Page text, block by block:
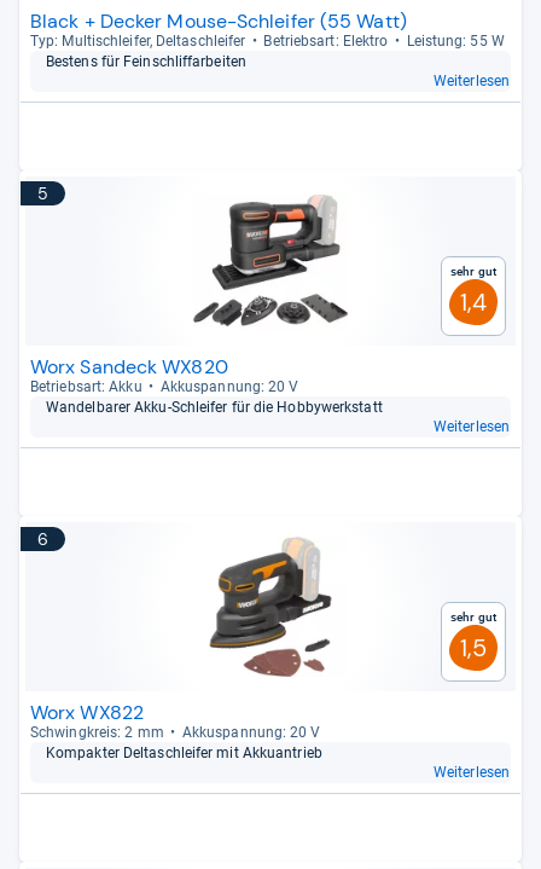
Black + Decker Mouse-Schleifer (55 Watt)
Typ: Mul­tischlei­fer, Del­ta­sch­lei­fer Betriebs­art: Elek­tro
Leis­tung: 55 W
Bes­tens für Fein­schlif­f­ar­bei­ten
Weiterlesen
5
Sehr gut
1,4
Worx Sandeck WX820
Betriebs­art: Akku
Akku­span­nung: 20 V
Wan­del­ba­rer Akku-​Schlei­fer für die Hob­by­werk­statt
Weiterlesen
6
Sehr gut
1,5
Worx WX822
Schwing­kreis: 2 mm
Akku­span­nung: 20 V
Kom­pak­ter Del­ta­sch­lei­fer mit Akkuan­trieb
Weiterlesen